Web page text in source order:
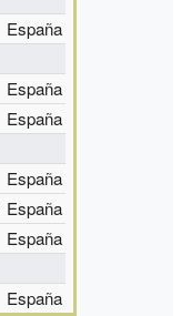
España
España
España
España
España
España
España